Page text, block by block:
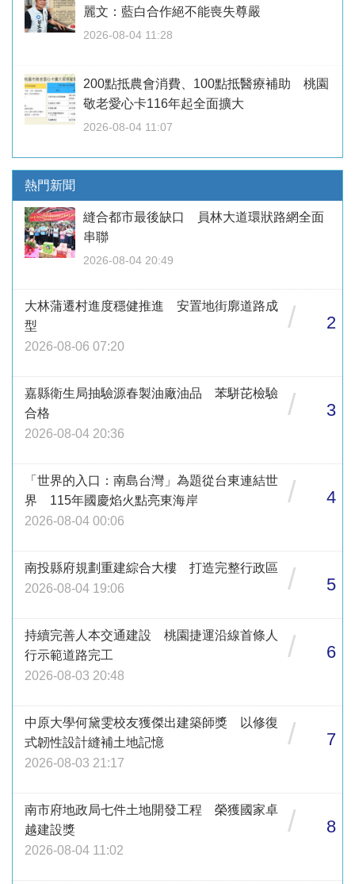
麗文：藍白合作絕不能喪失尊嚴
2026-08-04 11:28
200點抵農會消費、100點抵醫療補助 桃園
敬老愛心卡116年起全面擴大
2026-08-04 11:07
熱門新聞
縫合都市最後缺口 員林大道環狀路網全面
串聯
2026-08-04 20:49
大林蒲遷村進度穩健推進 安置地街廓道路成
型
2026-08-06 07:20
/ 2
嘉縣衛生局抽驗源春製油廠油品 苯駢芘檢驗
合格
2026-08-04 20:36
/ 3
「世界的入口：南島台灣」為題從台東連結世
界 115年國慶焰火點亮東海岸
2026-08-04 00:06
/ 4
南投縣府規劃重建綜合大樓 打造完整行政區
2026-08-04 19:06
/ 5
持續完善人本交通建設 桃園捷運沿線首條人
行示範道路完工
2026-08-03 20:48
/ 6
中原大學何黛雯校友獲傑出建築師獎 以修復
式韌性設計縫補土地記憶
2026-08-03 21:17
/ 7
南市府地政局七件土地開發工程 榮獲國家卓
越建設獎
2026-08-04 11:02
/ 8